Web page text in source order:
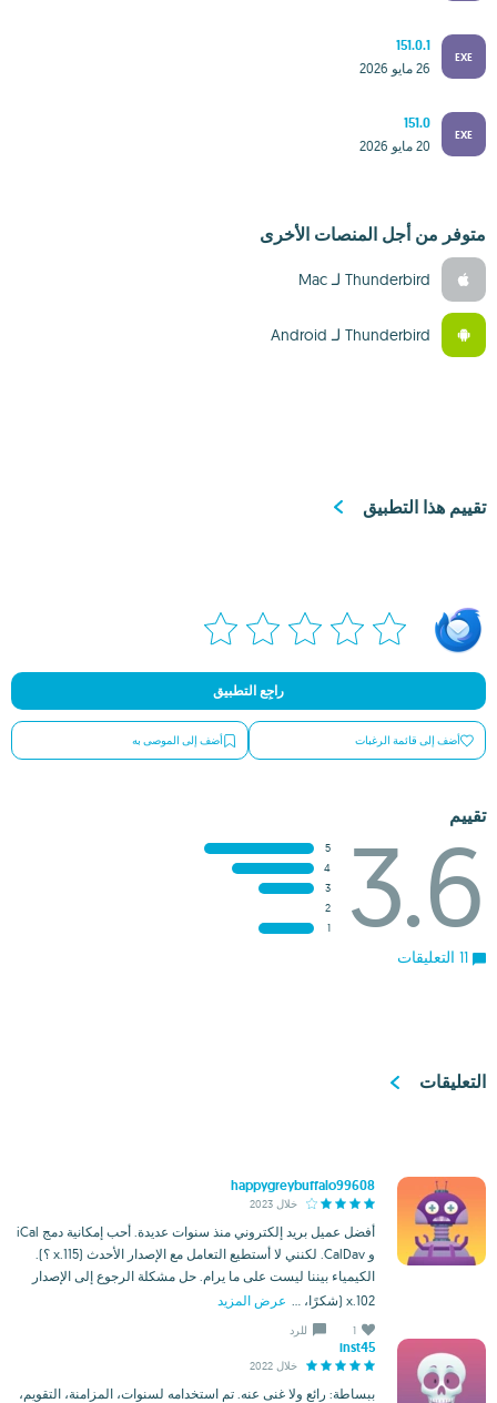
EXE
151.0.1
26 مايو 2026
EXE
151.0
20 مايو 2026
متوفر من أجل المنصات الأخرى
Thunderbird لـ Mac‏
Thunderbird لـ Android‏
تقييم هذا التطبيق
راجِع التطبيق
أضف إلى قائمة الرغبات أضف إلى الموصى به
تقييم
3.6
5
4
3
2
1
التعليقات
happygreybuffalo99608
خلال 2023
أفضل عميل بريد إلكتروني منذ سنوات عديدة. أحب إمكانية دمج iCal
و CalDav. لكنني لا أستطيع التعامل مع الإصدار الأحدث (115.x ؟).
الكيمياء بيننا ليست على ما يرام. حل مشكلة الرجوع إلى الإصدار
102.x (شكرًا، ...
عرض المزيد
1 للرد
inst45
خلال 2022
ببساطة: رائع ولا غنى عنه. تم استخدامه لسنوات، المزامنة، التقويم،